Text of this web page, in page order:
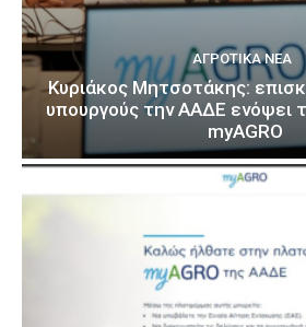
ΑΓΡΟΤΙΚΆ ΝΈΑ
Κυριάκος Μητσοτάκης:
υπουργούς την ΑΑΔΕ ενόψει
myAGRO